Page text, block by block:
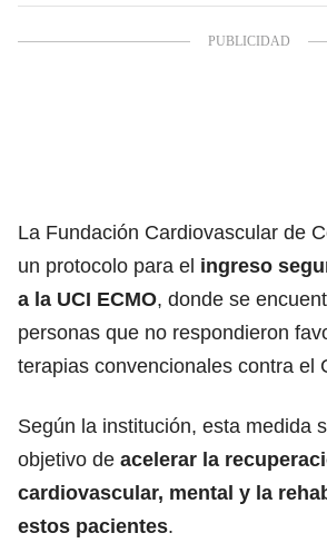
La Fundación Cardiovascular de
un protocolo para el ingreso
a la UCI ECMO, donde se
personas que no respondieron
terapias convencionales contra el
Según la institución, esta medida
objetivo de acelerar la
cardiovascular, mental y la
estos pacientes.